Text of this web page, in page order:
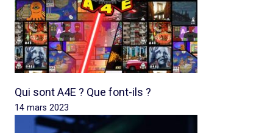
Qui sont A4E ? Que font-ils ?
14 mars 2023